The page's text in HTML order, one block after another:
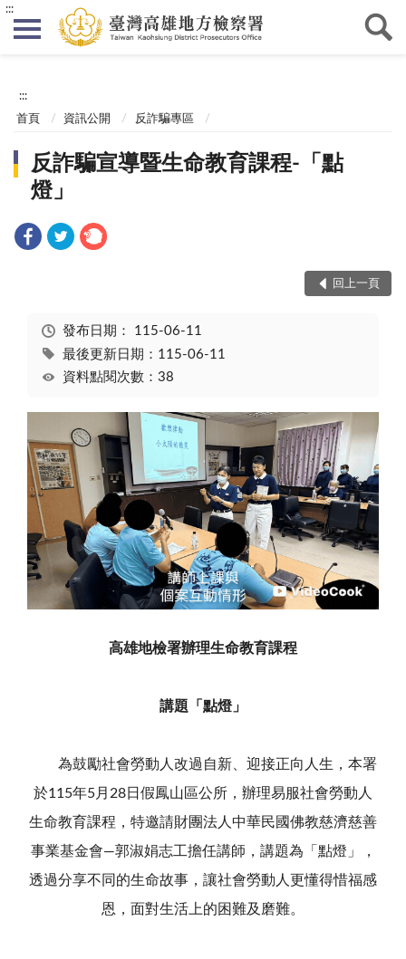
:::
:::
首頁 資訊公開 反詐騙專區
反詐騙宣導暨生命教育課程-「點
燈」
回上一頁
發布日期： 115-06-11
最後更新日期：115-06-11
資料點閱次數：38
高雄地檢署辦理生命教育課程
講題「 點燈」
為鼓勵社會勞動人改過自新、迎接正向人生，本署
於115年5月 28日假鳳山區公所，辦理易服社會勞動人
生命教育課程，特邀請財團法人中華民國佛教慈濟慈善
事業基金會—郭淑娟志工擔任講師，講題為「點燈」，
透過分享不同的生命故事，讓社會勞動人更懂得惜福感
恩，面對生活上的困難及磨難。